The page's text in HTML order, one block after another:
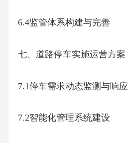
6.4监管体系构建与完善
七、道路停车实施运营方案
7.1停车需求动态监测与响应
7.2智能化管理系统建设